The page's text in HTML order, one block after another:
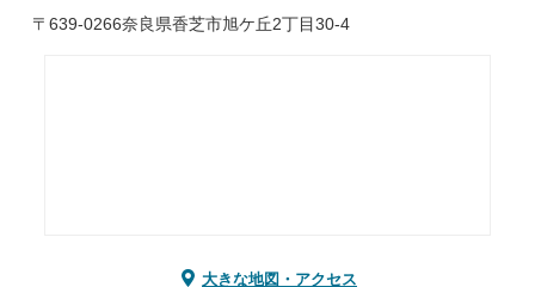
〒639-0266奈良県香芝市旭ケ丘2丁目30-4
大きな地図・アクセス